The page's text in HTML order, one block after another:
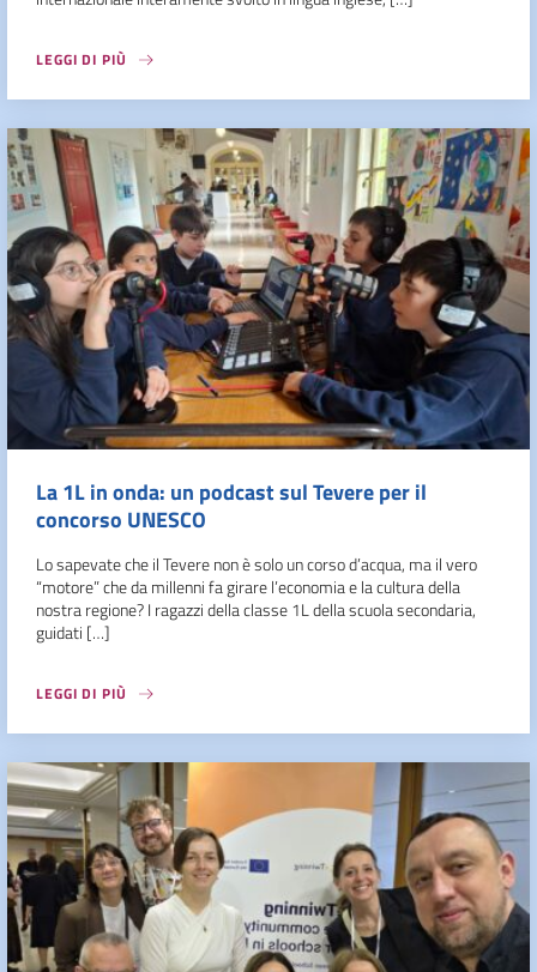
LEGGI DI PIÙ
La 1L in onda: un podcast sul Tevere per il
concorso UNESCO
Lo sapevate che il Tevere non è solo un corso d’acqua, ma il vero
“motore” che da millenni fa girare l’economia e la cultura della
nostra regione? I ragazzi della classe 1L della scuola secondaria,
guidati […]
LEGGI DI PIÙ